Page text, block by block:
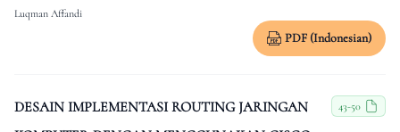
Luqman Affandi
PDF (Indonesian)
DESAIN IMPLEMENTASI ROUTING JARINGAN
43-50